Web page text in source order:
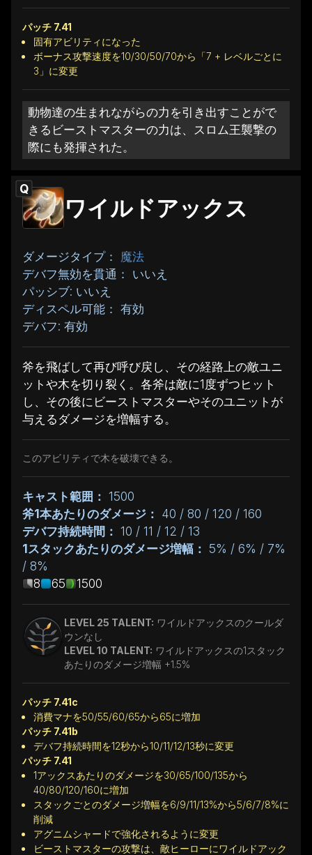
パッチ 7.41
固有アビリティになった
ボーナス攻撃速度を10/30/50/70から「7 + レベルごとに
3」に変更
動物達の生まれながらの力を引き出すことがで
きるビーストマスターの力は、スロム王襲撃の
際にも発揮された。
Q
ワイルドアックス
ダメージタイプ： 魔法
デバフ無効を貫通： いいえ
パッシブ: いいえ
ディスペル可能： 有効
デバフ: 有効
斧を飛ばして再び呼び戻し、その経路上の敵ユニ
ットや木を切り裂く。各斧は敵に1度ずつヒット
し、その後にビーストマスターやそのユニットが
与えるダメージを増幅する。
このアビリティで木を破壊できる。
キャスト範囲： 1500
斧1本あたりのダメージ： 40 / 80 / 120 / 160
デバフ持続時間： 10 / 11 / 12 / 13
1スタックあたりのダメージ増幅： 5% / 6% / 7%
/ 8%
8
65 1500
LEVEL 25 TALENT: ワイルドアックスのクールダ
ウンなし
LEVEL 10 TALENT: ワイルドアックスの1スタック
あたりのダメージ増幅 +1.5%
パッチ 7.41c
消費マナを50/55/60/65から65に増加
パッチ 7.41b
デバフ持続時間を12秒から10/11/12/13秒に変更
パッチ 7.41
1アックスあたりのダメージを30/65/100/135から
40/80/120/160に増加
スタックごとのダメージ増幅を6/9/11/13%から5/6/7/8%に
削減
アグニムシャードで強化されるように変更
ビーストマスターの攻撃は、敵ヒーローにワイルドアック